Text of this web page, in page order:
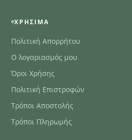
ΧΡΉΣΙΜΑ
Πολιτική Απορρήτου
Ο λογαριασμός μου
Όροι Χρήσης
Πολιτική Επιστροφών
Τρόποι Αποστολής
Τρόποι Πληρωμής